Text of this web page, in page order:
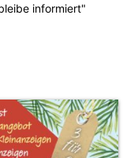
informiert"